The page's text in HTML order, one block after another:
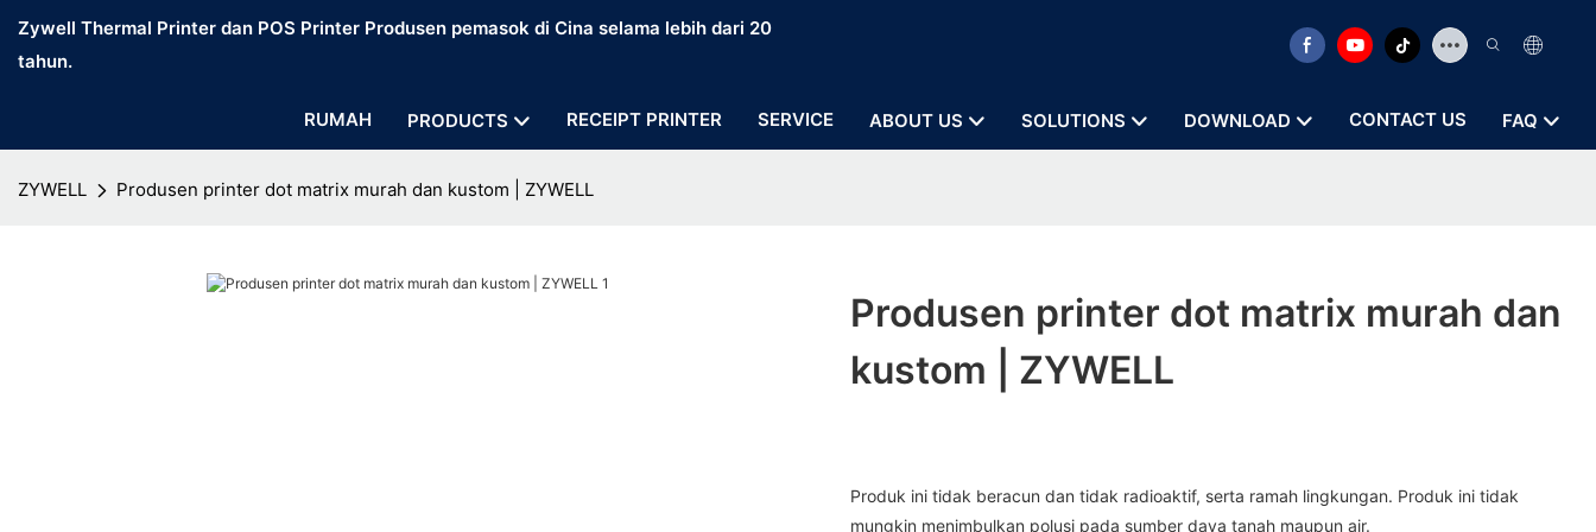
Zywell Thermal Printer dan POS Printer Produsen pemasok di Cina selama lebih dari 20
tahun.
RUMAH PRODUCTS RECEIPT PRINTER SERVICE ABOUT US SOLUTIONS DOWNLOAD CONTACT US FAQ
ZYWELL Produsen printer dot matrix murah dan kustom | ZYWELL
Produsen printer dot matrix murah dan
kustom | ZYWELL
Produk ini tidak beracun dan tidak radioaktif, serta ramah lingkungan. Produk ini tidak
mungkin menimbulkan polusi pada sumber daya tanah maupun air.